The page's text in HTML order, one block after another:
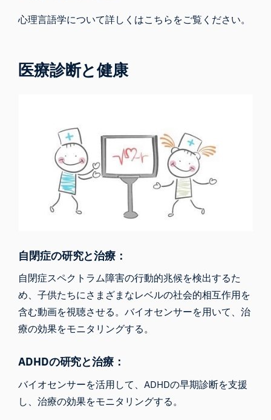
心理言語学について詳しくはこちらをご覧ください。
医療診断と健康
自閉症の研究と治療：
自閉症スペクトラム障害の行動的兆候を検出するた
め、子供たちにさまざまなレベルの社会的相互作用を
含む動画を視聴させる。バイオセンサーを用いて、治
療の効果をモニタリングする。
ADHDの研究と治療：
バイオセンサーを活用して、ADHDの早期診断を支援
し、治療の効果をモニタリングする。